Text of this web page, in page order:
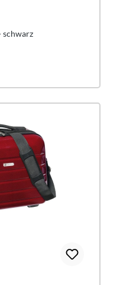
schwarz